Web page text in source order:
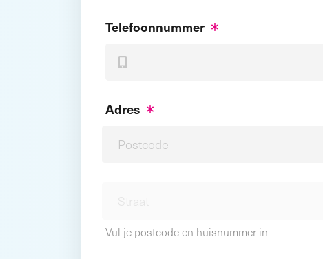
Telefoonnummer
Adres
Vul je postcode en huisnummer in